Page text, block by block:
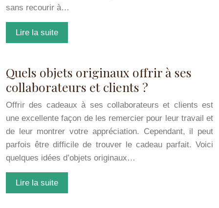
sans recourir à…
Lire la suite
Quels objets originaux offrir à ses
collaborateurs et clients ?
Offrir des cadeaux à ses collaborateurs et clients est
une excellente façon de les remercier pour leur travail et
de leur montrer votre appréciation. Cependant, il peut
parfois être difficile de trouver le cadeau parfait. Voici
quelques idées d’objets originaux…
Lire la suite